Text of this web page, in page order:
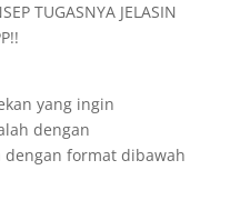
TUGASNYA JELASIN
yang ingin
dengan
dengan format dibawah